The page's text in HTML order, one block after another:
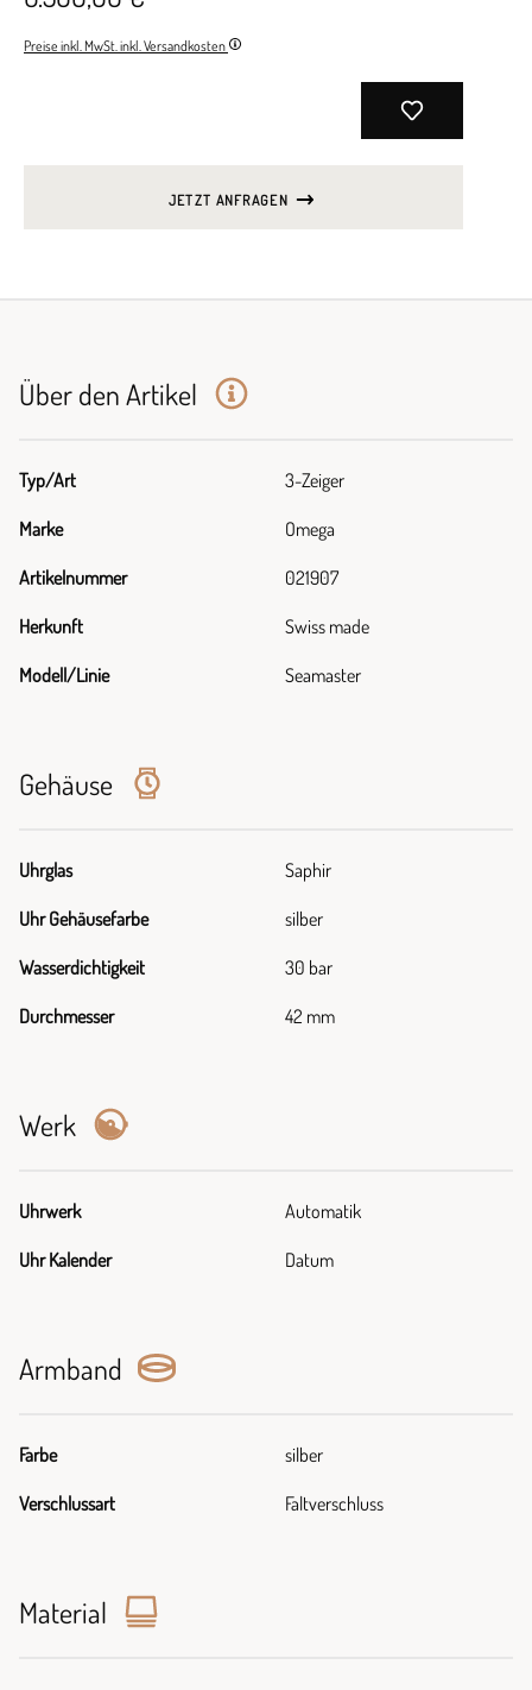
Preise inkl. MwSt. inkl. Versandkosten
JETZT ANFRAGEN
Über den Artikel
Typ/Art 3-Zeiger
Marke Omega
Artikelnummer 021907
Herkunft Swiss made
Modell/Linie Seamaster
Gehäuse
Uhrglas Saphir
Uhr Gehäusefarbe silber
Wasserdichtigkeit 30 bar
Durchmesser 42 mm
Werk
Uhrwerk Automatik
Uhr Kalender Datum
Armband
Farbe silber
Verschlussart Faltverschluss
Material